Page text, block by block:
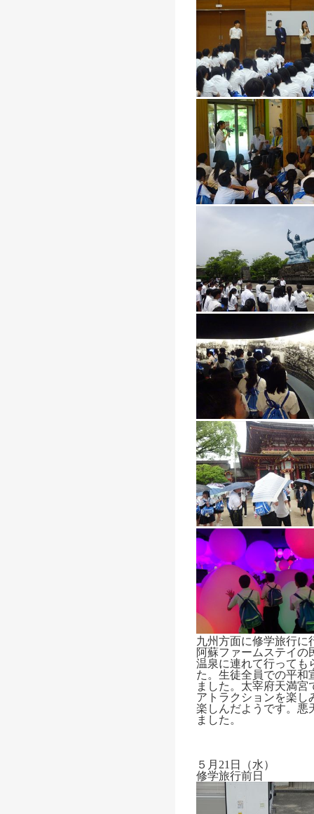
九州方面に修学旅行に
阿蘇ファームステイの
温泉に連れて行っても
た。生徒全員での平和
ました。太宰府天満
アトラクションを楽し
楽しんだようです。悪
ました。
５月21日（水）
修学旅行前日